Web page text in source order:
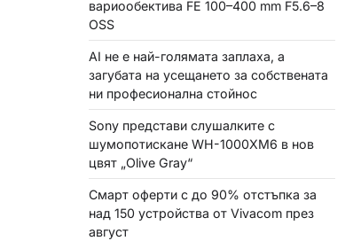
вариообектива FE 100–400 mm F5.6–8
OSS
AI не е най-голямата заплаха, а
загубата на усещането за собствената
ни професионална стойнос
Sony представи слушалките с
шумопотискане WH-1000XM6 в нов
цвят „Olive Gray“
Смарт оферти с до 90% отстъпка за
над 150 устройства от Vivacom през
август